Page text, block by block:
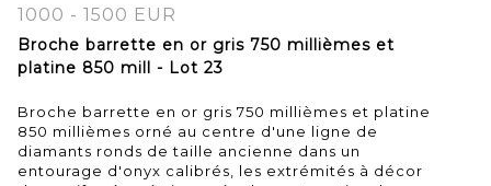
1000 - 1500 EUR
Broche barrette en or gris 750 millièmes et
platine 850 mill - Lot 23
Broche barrette en or gris 750 millièmes et platine
850 millièmes orné au centre d'une ligne de
diamants ronds de taille ancienne dans un
entourage d'onyx calibrés, les extrémités à décor